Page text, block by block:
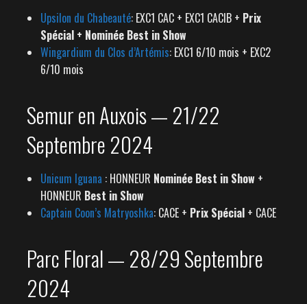
Upsilon du Chabeauté: EXC1 CAC + EXC1 CACIB + Prix
Spécial + Nominée Best in Show
Wingardium du Clos d’Artémis: EXC1 6/10 mois + EXC2
6/10 mois
Semur en Auxois — 21/22
Septembre 2024
Unicum Iguana : HONNEUR Nominée Best in Show +
HONNEUR Best in Show
Captain Coon’s Matryoshka: CACE + Prix Spécial + CACE
Parc Floral — 28/29 Septembre
2024